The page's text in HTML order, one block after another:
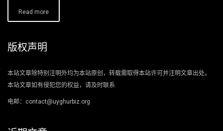
Read more
版权声明
本站文章除特别注明外均为本站原创，转载需取得本站许可并注明文章出处。
本站文章如有侵犯您的权益，请及时联系.
电邮：contact@uyghurbiz.org